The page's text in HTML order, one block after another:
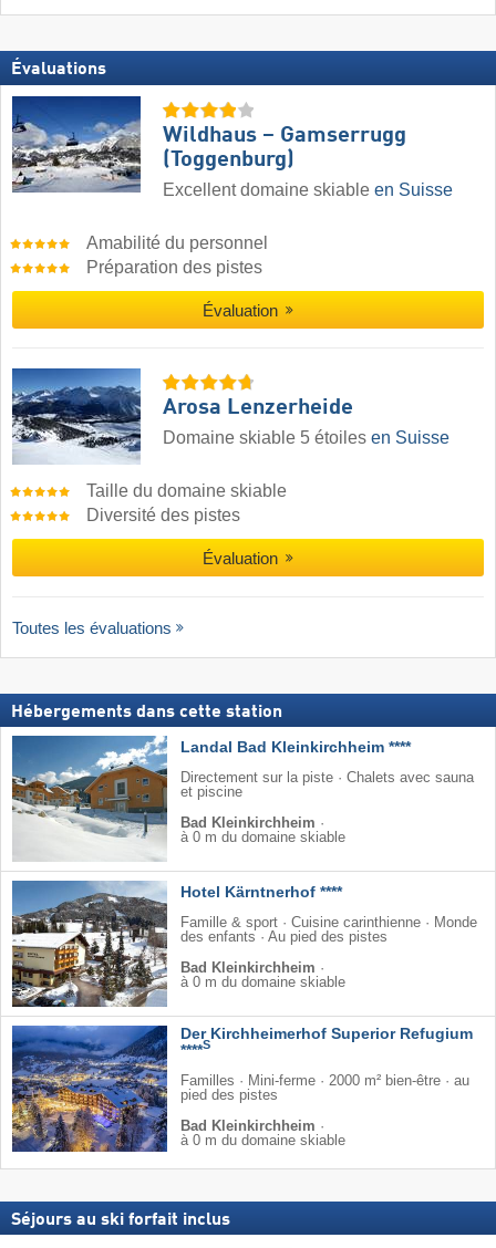
Évaluations
Wildhaus – Gamserrugg
(Toggenburg)
Excellent domaine skiable en Suisse
Amabilité du personnel
Préparation des pistes
Évaluation
Arosa Lenzerheide
Domaine skiable 5 étoiles en Suisse
Taille du domaine skiable
Diversité des pistes
Évaluation
Toutes les évaluations
Hébergements dans cette station
Landal Bad Kleinkirchheim ****
Directement sur la piste · Chalets avec sauna
et piscine
Bad Kleinkirchheim ·
à 0 m du domaine skiable
Hotel Kärntnerhof ****
Famille & sport · Cuisine carinthienne · Monde
des enfants · Au pied des pistes
Bad Kleinkirchheim ·
à 0 m du domaine skiable
Der Kirchheimerhof Superior Refugium
****S
Familles · Mini-ferme · 2000 m² bien-être · au
pied des pistes
Bad Kleinkirchheim ·
à 0 m du domaine skiable
Séjours au ski forfait inclus